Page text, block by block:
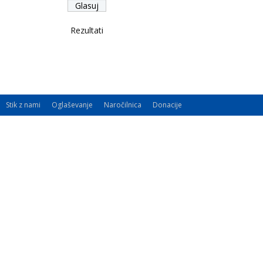
Rezultati
Stik z nami Oglaševanje Naročilnica Donacije